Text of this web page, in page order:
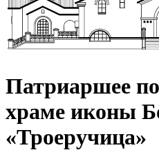
Патриаршее
храме иконы
«Троеручица»